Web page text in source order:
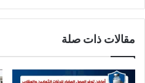
مقالات ذات صلة